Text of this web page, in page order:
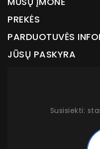
PREKĖS
PARDUOTUVĖS
JŪSŲ PASKYRA
Susisiekti: